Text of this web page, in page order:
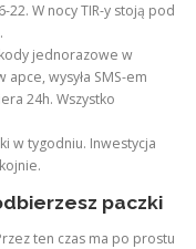
W nocy TIR-y stoją pod
kody jednorazowe w
wysyła SMS-em
24h. Wszystko
w tygodniu. Inwestycja
paczki
ten czas ma po prostu